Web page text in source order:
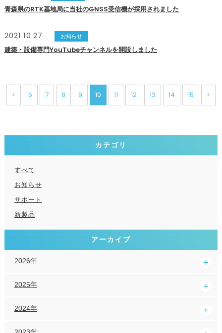
青森県のRTK基地局に当社のGNSS受信機が採用されました
2021.10.27 お知らせ
建築・設備専門YouTubeチャンネルを開設しました
< 6 7 8 9 10 11 12 13 14 15 >
カテゴリ
すべて
お知らせ
サポート
新製品
アーカイブ
2026年
2025年
2024年